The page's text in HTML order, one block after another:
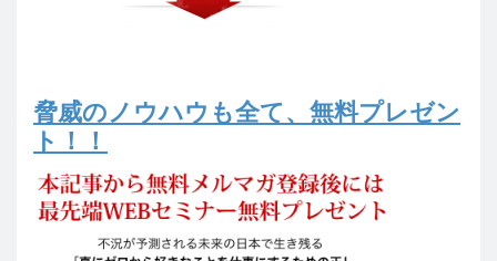
脅威のノウハウも全て、無料プレゼン
ト！！